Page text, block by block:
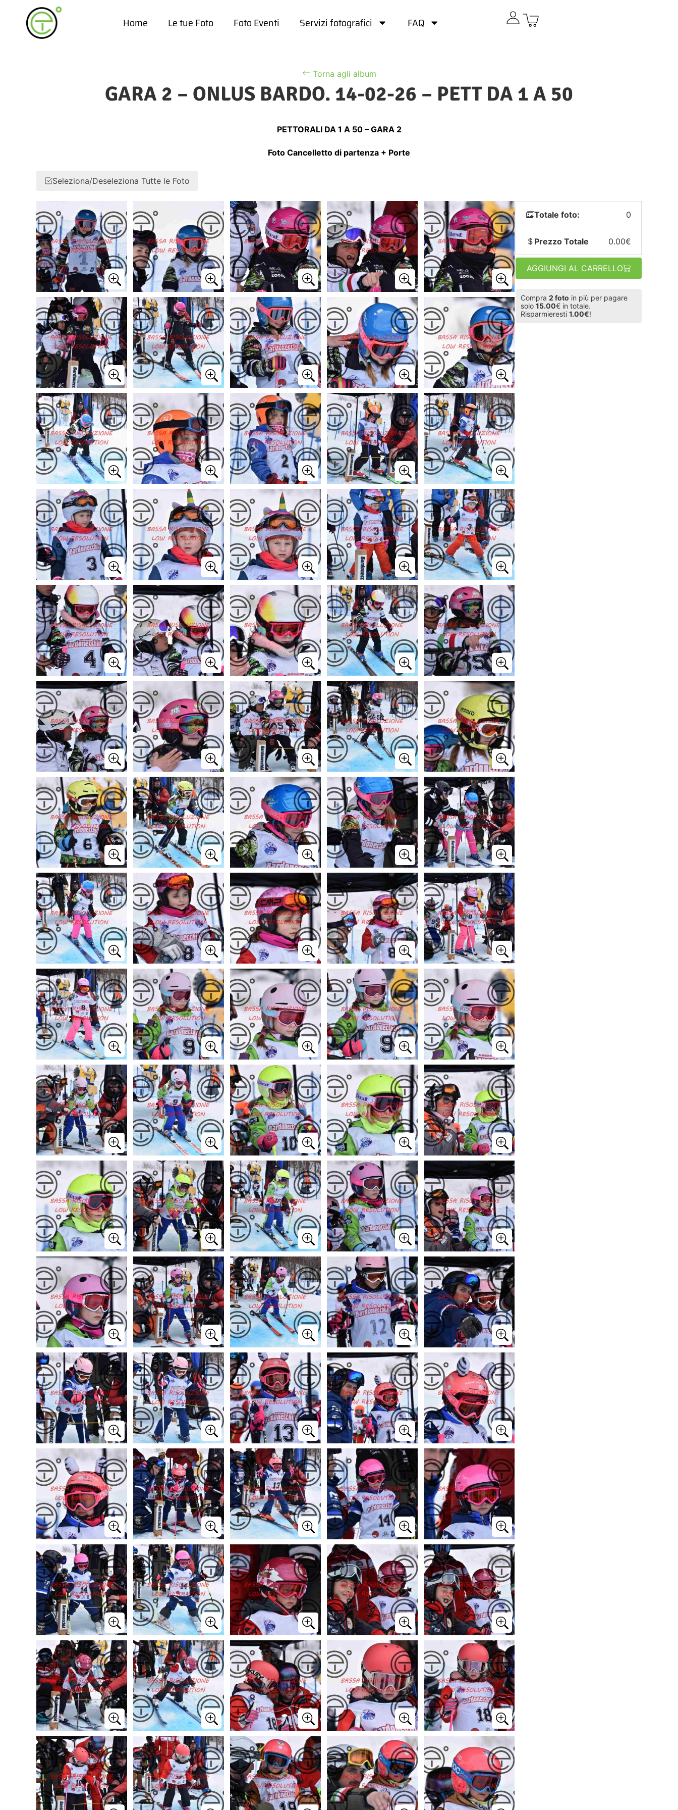
Home Le tue Foto Foto Eventi Servizi fotografici FAQ
Torna agli album
GARA 2 – ONLUS BARDO. 14-02-26 – PETT DA 1 A 50
PETTORALI DA 1 A 50 – GARA 2
Foto Cancelletto di partenza + Porte
Seleziona/Deseleziona Tutte le Foto
Totale foto: 0
Prezzo Totale 0.00€
AGGIUNGI AL CARRELLO
Compra 2 foto in più per pagare
solo 15.00€ in totale.
Risparmieresti 1.00€!